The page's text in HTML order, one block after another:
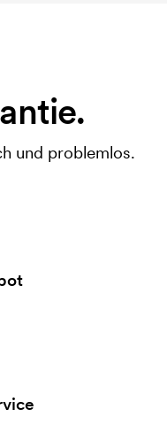
und problemlos.